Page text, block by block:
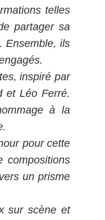
telles
partager sa
Ensemble, ils
inspiré par
et Léo Ferré.
à la
pour cette
compositions
un prisme
sur scène et